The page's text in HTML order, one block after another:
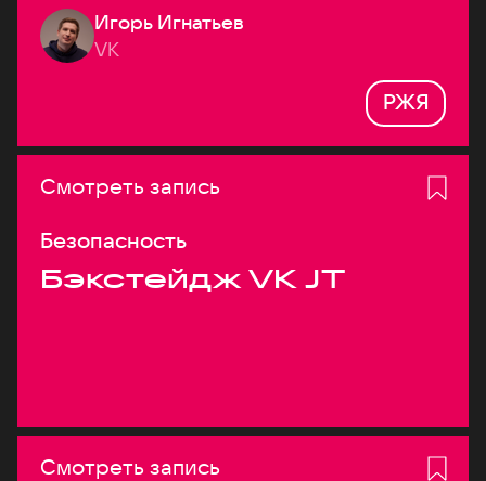
Игорь Игнатьев
VK
РЖЯ
Смотреть запись
Безопасность
Бэкстейдж VK JT
Смотреть запись